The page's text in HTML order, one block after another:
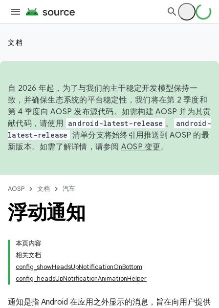
文档
自 2026 年起，为了与我们的主干稳定开发模型保持一
致，并确保生态系统的平台稳定性，我们将在第 2 季度和
第 4 季度向 AOSP 发布源代码。如需构建 AOSP 并为其贡
献代码，请使用 android-latest-release 。
android-
latest-release 清单分支将始终引用推送到 AOSP 的最
新版本。如需了解详情，请参阅 AOSP 变更。
AOSP 文档 汽车
浮动通知
本页内容
相关文档
config_showHeadsUpNotificationOnBottom
config_headsUpNotificationAnimationHelper
通知是指 Android 在应用之外显示的消息，旨在向用户提供